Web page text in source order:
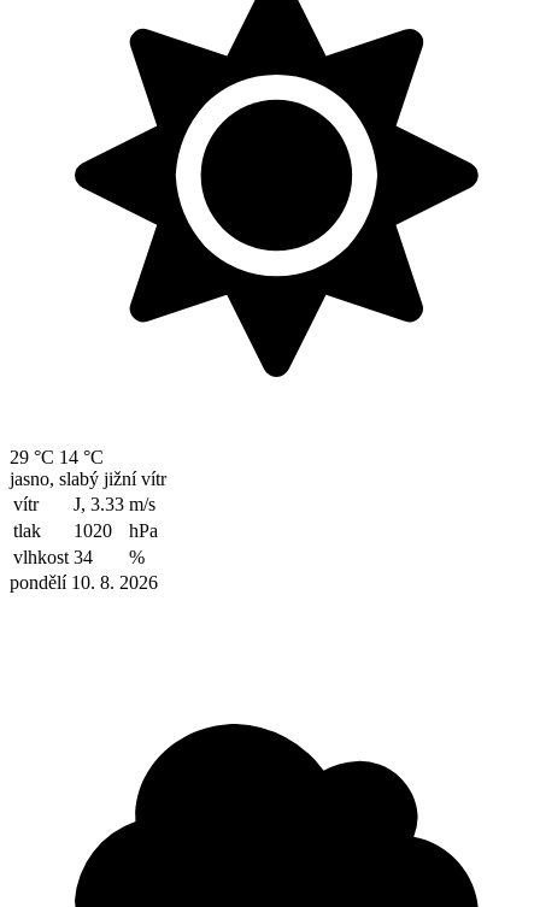
29 °C 14 °C
jasno, slabý jižní vítr
vítr
J, 3.33 m/s
tlak
1020
hPa
vlhkost 34
%
pondělí 10. 8. 2026